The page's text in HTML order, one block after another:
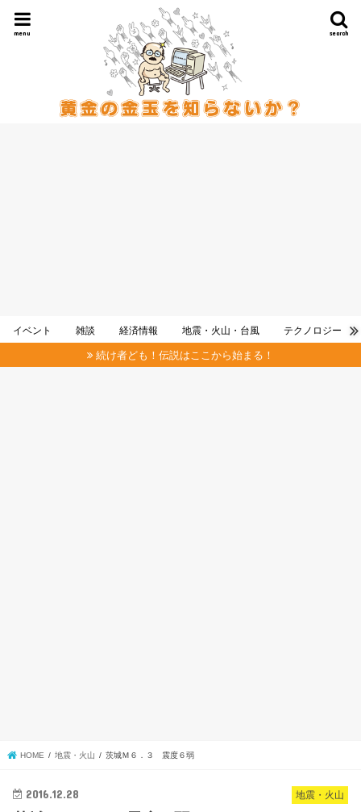
search
menu
イベント 雑談 経済情報 地震・火山・台風 テクノロジー
続け者ども！伝説はここから始まる！
HOME 地震・火山 茨城Ｍ６．３ 震度６弱
地震・火山
2016.12.28